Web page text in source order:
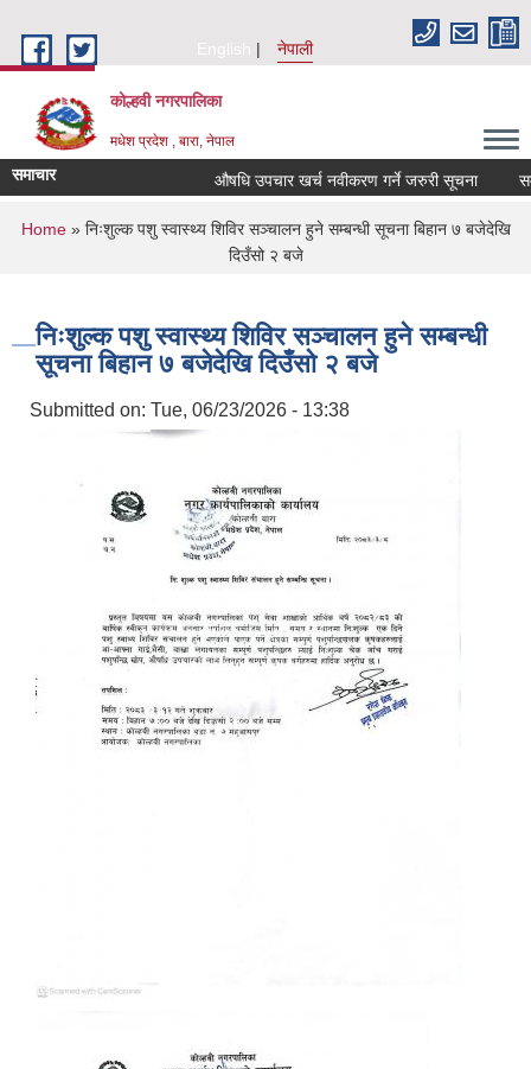
English
नेपाली
कोल्हवी नगरपालिका
मधेश प्रदेश , बारा, नेपाल
समाचार औषधि उपचार खर्च नवीकरण गर्ने जरुरी सूचना
You are here
Home» निःशुल्क पशु स्वास्थ्य शिविर सञ्चालन हुने सम्बन्धी सूचना बिहान ७ बजेदेखि
दिउँसो २ बजे
निःशुल्क पशु स्वास्थ्य शिविर सञ्चालन हुने सम्बन्धी
सूचना बिहान ७ बजेदेखि दिउँसो २ बजे
Submitted on: Tue, 06/23/2026 - 13:38